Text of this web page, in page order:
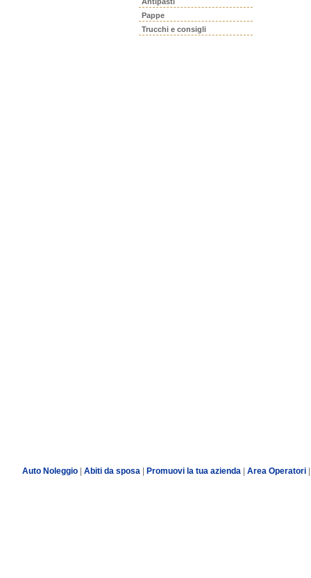
Pappe
Trucchi e consigli
Auto Noleggio| Abiti da sposa| Promuovi la tua azienda Area Operatori